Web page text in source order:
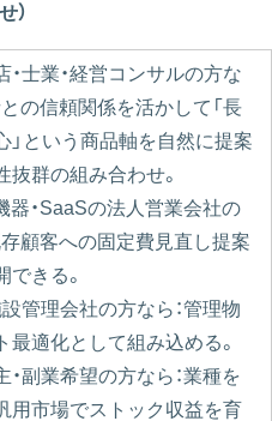
）
・士業・経営コンサルの方な
との信頼関係を活かして「長
」という商品軸を自然に提案
抜群の組み合わせ。
器・SaaSの法人営業会社の
存顧客への固定費見直し提案
できる。
設管理会社の方なら：管理物
最適化として組み込める。
・副業希望の方なら：業種を
用市場でストック収益を育